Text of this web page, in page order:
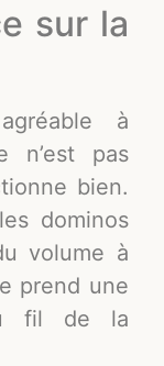
sur la
à
n’est pas
bien.
dominos
volume à
prend une
fil de la